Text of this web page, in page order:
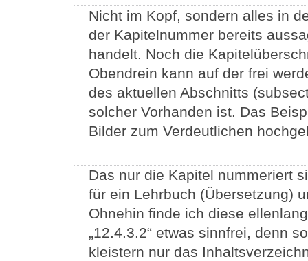
Nicht im Kopf, sondern alles in
der Kapitelnummer bereits
handelt. Noch die
Obendrein kann auf der frei
des aktuellen Abschnitts
solcher Vorhanden ist. Das
Bilder zum Verdeutlichen
Das nur die Kapitel nummeriert
für ein Lehrbuch (Übersetzung)
Ohnehin finde ich diese
„12.4.3.2“ etwas sinnfrei, denn
kleistern nur das